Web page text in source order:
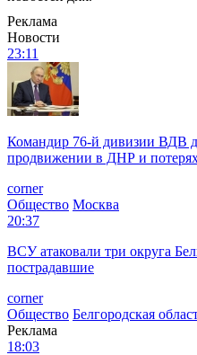
Реклама
Новости
23:11
Командир 76-й дивизии ВДВ
продвижении в ДНР и
corner
Общество Москва
20:37
ВСУ атаковали три округа
пострадавшие
corner
Общество Белгородская
Реклама
18:03